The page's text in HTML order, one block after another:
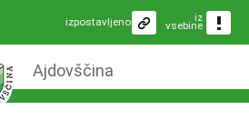
iz
vsebine
izpostavljeno
Ajdovščina